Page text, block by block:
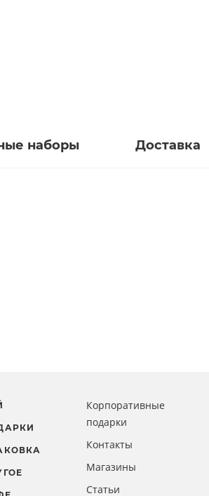
наборы Доставка
Корпоративные
подарки
Контакты
Магазины
Статьи